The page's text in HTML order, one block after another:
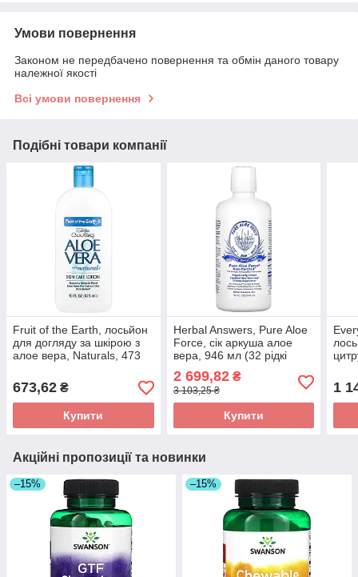
Умови повернення
Законом не передбачено повернення та обмін даного товару
належної якості
Всі умови повернення
Подібні товари компанії
Fruit of the Earth, лосьйон
для догляду за шкірою з
алое вера, Naturals, 473
оригінал
673,62 ₴
Купити
Herbal Answers, Pure Aloe
Force, сік аркуша алое
вера, 946 мл (32 рідкі
унції) оригінал
2 699,82₴
3 103,25 ₴
Купити
1
Акційні пропозиції та новинки
–15% –15%